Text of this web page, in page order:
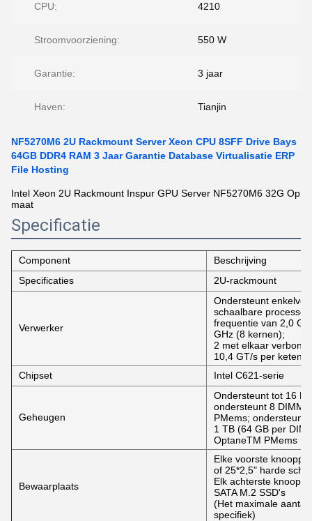
CPU: 4210
Stroomvoorziening: 550 W
Garantie: 3 jaar
Haven: Tianjin
NF5270M6 2U Rackmount Server Xeon CPU 8SFF Drive Bays
64GB DDR4 RAM 3 Jaar Garantie Database Virtualisatie ERP
File Hosting
Intel Xeon 2U Rackmount Inspur GPU Server NF5270M6 32G Op
maat
Specificatie
Component
Beschrijving
Specificaties
2U-rackmount
Verwerker
Ondersteunt
schaalbare
frequentie van 2,0
GHz (8 kernen);
2 met elkaar
10,4 GT/s per keten
Chipset
Intel C621-serie
Geheugen
Ondersteunt tot 16
ondersteunt 8
PMems; ondersteunt
1 TB (64 GB per
OptaneTM PMems
Bewaarplaats
Elke voorste
of 25*2,5" harde
Elk achterste
SATA M.2 SSD's
(Het maximale aantal
specifiek)